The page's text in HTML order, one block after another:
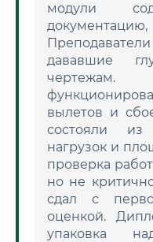
модули
дававшие
чертежам.
вылетов и
состояли из
нагрузок и
проверка
но не
сдал с
оценкой.
упаковка